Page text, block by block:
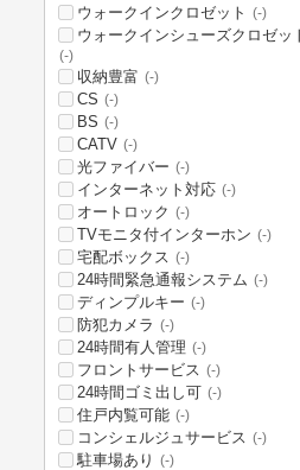
ウォークインクロゼット (-)
ウォークインシューズクロゼッ
(-)
収納豊富 (-)
CS (-)
BS (-)
CATV (-)
光ファイバー (-)
インターネット対応 (-)
オートロック (-)
TVモニタ付インターホン (-)
宅配ボックス (-)
24時間緊急通報システム (-)
ディンプルキー (-)
防犯カメラ (-)
24時間有人管理 (-)
フロントサービス (-)
24時間ゴミ出し可 (-)
住戸内覧可能 (-)
コンシェルジュサービス (-)
駐車場あり (-)